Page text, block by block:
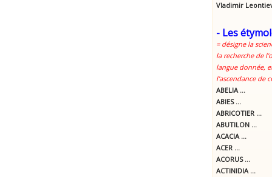
Vladimir
- Les
= désigne la
la recherche de
langue donnée,
l'ascendance de
ABELIA ...
ABIES ...
ABRICOTIER ...
ABUTILON ...
ACACIA ...
ACER ...
ACORUS ...
ACTINIDIA ...